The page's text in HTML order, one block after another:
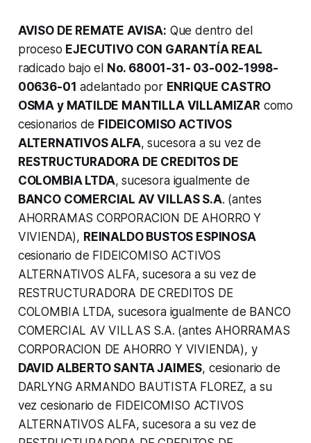
AVISO DE REMATE AVISA: Que dentro del
proceso EJECUTIVO CON GARANTÍA REAL
radicado bajo el No. 68001-31- 03-002-1998-
00636-01 adelantado por ENRIQUE CASTRO
OSMA y MATILDE MANTILLA VILLAMIZAR como
cesionarios de FIDEICOMISO ACTIVOS
ALTERNATIVOS ALFA, sucesora a su vez de
RESTRUCTURADORA DE CREDITOS DE
COLOMBIA LTDA, sucesora igualmente de
BANCO COMERCIAL AV VILLAS S.A. (antes
AHORRAMAS CORPORACION DE AHORRO Y
VIVIENDA), REINALDO BUSTOS ESPINOSA
cesionario de FIDEICOMISO ACTIVOS
ALTERNATIVOS ALFA, sucesora a su vez de
RESTRUCTURADORA DE CREDITOS DE
COLOMBIA LTDA, sucesora igualmente de BANCO
COMERCIAL AV VILLAS S.A. (antes AHORRAMAS
CORPORACION DE AHORRO Y VIVIENDA), y
DAVID ALBERTO SANTA JAIMES, cesionario de
DARLYNG ARMANDO BAUTISTA FLOREZ, a su
vez cesionario de FIDEICOMISO ACTIVOS
ALTERNATIVOS ALFA, sucesora a su vez de